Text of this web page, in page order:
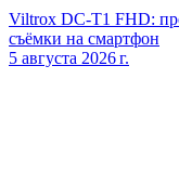
Viltrox DC‑T1 FHD:
съёмки на смартфон
5 августа 2026 г.